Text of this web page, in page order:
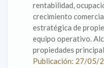
rentabilidad,
crecimiento
estratégica de
equipo operativo.
propiedades
Publicación: 27/05/